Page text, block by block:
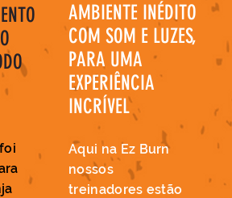
AMBIENTE INÉDITO
COM SOM E LUZES,
PARA UMA
EXPERIÊNCIA
INCRÍVEL
Aqui na Ez Burn
nossos
treinadores estão